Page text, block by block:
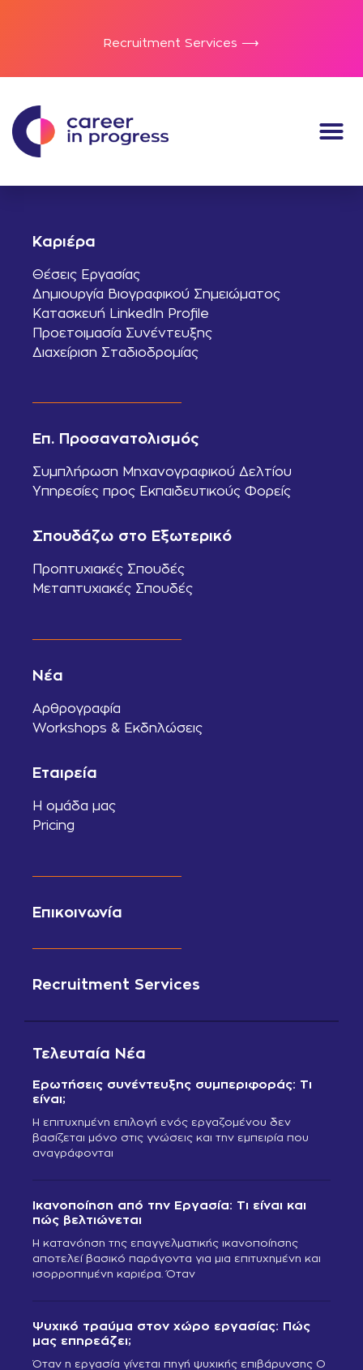
Recruitment Services ⟶
Καριέρα
Θέσεις Εργασίας
Δημιουργία Βιογραφικού Σημειώματος
Κατασκευή LinkedIn Profile
Προετοιμασία Συνέντευξης
Διαχείριση Σταδιοδρομίας
Επ. Προσανατολισμός
Συμπλήρωση Μηχανογραφικού Δελτίου
Υπηρεσίες προς Εκπαιδευτικούς Φορείς
Σπουδάζω στο Εξωτερικό
Προπτυχιακές Σπουδές
Μεταπτυχιακές Σπουδές
Νέα
Αρθρογραφία
Workshops & Εκδηλώσεις
Εταιρεία
Η ομάδα μας
Pricing
Επικοινωνία
Recruitment Services
Τελευταία Νέα
Ερωτήσεις συνέντευξης συμπεριφοράς: Τι
είναι;
Η επιτυχημένη επιλογή ενός εργαζομένου δεν
βασίζεται μόνο στις γνώσεις και την εμπειρία που
αναγράφονται
Ικανοποίηση από την Εργασία: Τι είναι και
πώς βελτιώνεται
Η κατανόηση της επαγγελματικής ικανοποίησης
αποτελεί βασικό παράγοντα για μια επιτυχημένη και
ισορροπημένη καριέρα. Όταν
Ψυχικό τραύμα στον χώρο εργασίας: Πώς
μας επηρεάζει;
Όταν η εργασία γίνεται πηγή ψυχικής επιβάρυνσης Ο